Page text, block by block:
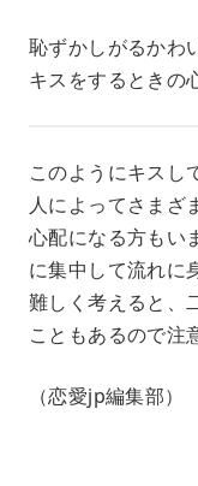
恥ずかしがるかわ
キスをするときの
このようにキスし
人によってさまざ
心配になる方もい
に集中して流れに
難しく考えると、
こともあるので注
（恋愛jp編集部）